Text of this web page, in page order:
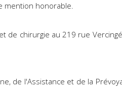
mention honorable.
de chirurgie au 219 rue
de l'Assistance et de la